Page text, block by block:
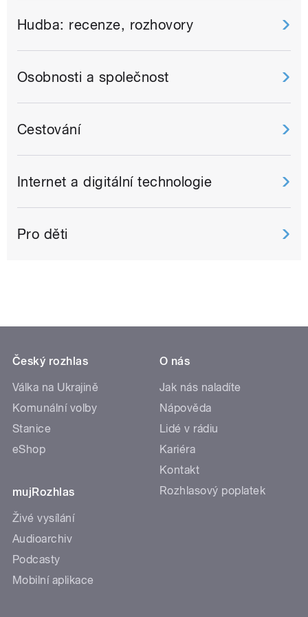
Hudba: recenze, rozhovory
Osobnosti a společnost
Cestování
Internet a digitální technologie
Pro děti
Český rozhlas
Válka na Ukrajině
Komunální volby
Stanice
eShop
mujRozhlas
Živé vysílání
Audioarchiv
Podcasty
Mobilní aplikace
O nás
Jak nás naladíte
Nápověda
Lidé v rádiu
Kariéra
Kontakt
Rozhlasový poplatek